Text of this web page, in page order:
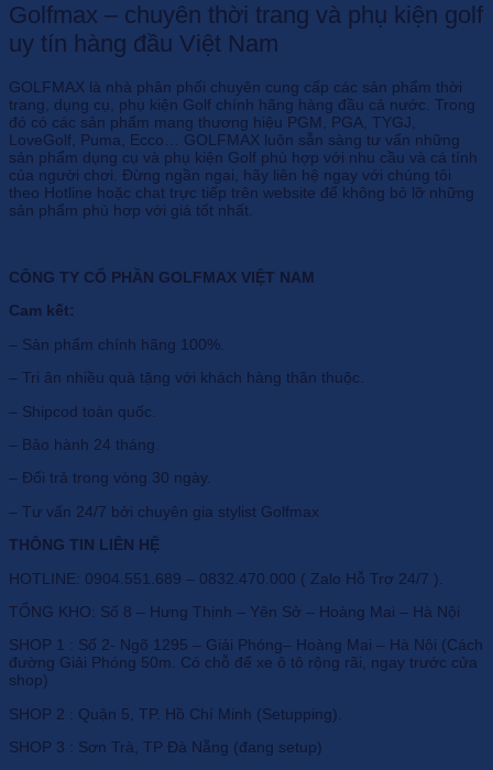
Golfmax – chuyên thời trang và phụ kiện golf
uy tín hàng đầu Việt Nam
GOLFMAX là nhà phân phối chuyên cung cấp các sản phẩm thời
trang, dụng cụ, phụ kiện Golf chính hãng hàng đầu cả nước. Trong
đó có các sản phẩm mang thương hiệu PGM, PGA, TYGJ,
LoveGolf, Puma, Ecco… GOLFMAX luôn sẵn sàng tư vấn những
sản phẩm dụng cụ và phụ kiện Golf phù hợp với nhu cầu và cá tính
của người chơi. Đừng ngần ngại, hãy liên hệ ngay với chúng tôi
theo Hotline hoặc chat trực tiếp trên website để không bỏ lỡ những
sản phẩm phù hợp với giá tốt nhất.
CÔNG TY CỔ PHẦN GOLFMAX VIỆT NAM
Cam kết:
– Sản phẩm chính hãng 100%.
– Tri ân nhiều quà tặng với khách hàng thân thuộc.
– Shipcod toàn quốc.
– Bảo hành 24 tháng.
– Đổi trả trong vòng 30 ngày.
– Tư vấn 24/7 bởi chuyên gia stylist Golfmax
THÔNG TIN LIÊN HỆ
HOTLINE: 0904.551.689 – 0832.470.000 ( Zalo Hỗ Trợ 24/7 ).
TỔNG KHO: Số 8 – Hưng Thịnh – Yên Sở – Hoàng Mai – Hà Nội
SHOP 1 : Số 2- Ngõ 1295 – Giải Phóng– Hoàng Mai – Hà Nội (Cách
đường Giải Phóng 50m. Có chỗ để xe ô tô rộng rãi, ngay trước cửa
shop)
SHOP 2 : Quận 5, TP. Hồ Chí Minh (Setupping).
SHOP 3 : Sơn Trà, TP Đà Nẵng (đang setup)